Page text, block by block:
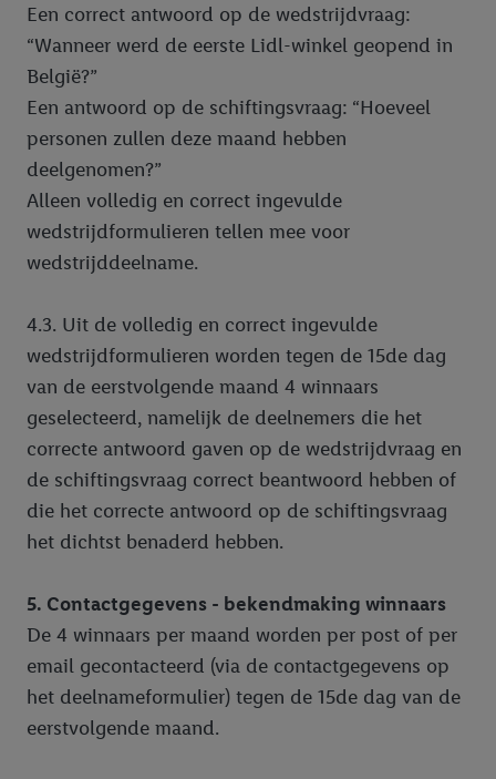
Een correct antwoord op de wedstrijdvraag:
“Wanneer werd de eerste Lidl-winkel geopend in
België?”
Een antwoord op de schiftingsvraag: “Hoeveel
personen zullen deze maand hebben
deelgenomen?”
Alleen volledig en correct ingevulde
wedstrijdformulieren tellen mee voor
wedstrijddeelname.
4.3. Uit de volledig en correct ingevulde
wedstrijdformulieren worden tegen de 15de dag
van de eerstvolgende maand 4 winnaars
geselecteerd, namelijk de deelnemers die het
correcte antwoord gaven op de wedstrijdvraag en
de schiftingsvraag correct beantwoord hebben of
die het correcte antwoord op de schiftingsvraag
het dichtst benaderd hebben.
5. Contactgegevens - bekendmaking winnaars
De 4 winnaars per maand worden per post of per
email gecontacteerd (via de contactgegevens op
het deelnameformulier) tegen de 15de dag van de
eerstvolgende maand.